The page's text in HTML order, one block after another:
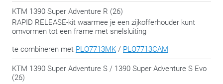
KTM 1390 Super Adventure R (26)
RAPID RELEASE-kit waarmee je een zijkofferhouder kunt
omvormen tot een frame met snelsluiting
te combineren met PLO7713MK / PLO7713CAM
KTM 1390 Super Adventure S / 1390 Super Adventure S Evo
(26)